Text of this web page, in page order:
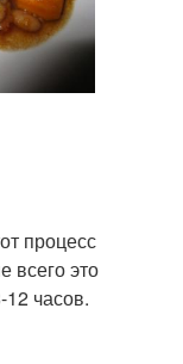
процесс
всего это
12 часов.